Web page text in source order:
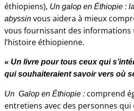
éthiopiens), Un galop en Éthiopie :
abyssinvous aidera à mieux
vous fournissant des
l’histoire éthiopienne.
« Un livre pour tous ceux qui
qui souhaiteraient savoir vers où
Un Galop en Éthiopie :comprend
entretiens avec des personnes